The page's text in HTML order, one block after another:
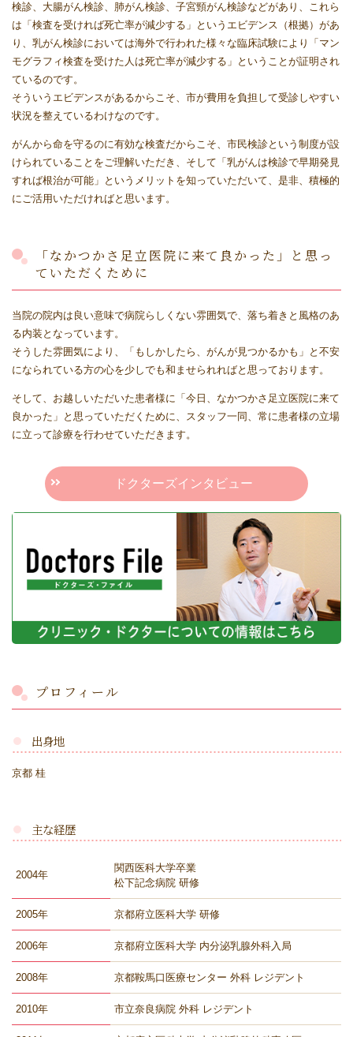
検診、大腸がん検診、肺がん検診、子宮頸がん検診などがあり、これら
は「検査を受ければ死亡率が減少する」というエビデンス（根拠）があ
り、乳がん検診においては海外で行われた様々な臨床試験により「マン
モグラフィ検査を受けた人は死亡率が減少する」ということが証明され
ているのです。
そういうエビデンスがあるからこそ、市が費用を負担して受診しやすい
状況を整えているわけなのです。
がんから命を守るのに有効な検査だからこそ、市民検診という制度が設
けられていることをご理解いただき、そして「乳がんは検診で早期発見
すれば根治が可能」というメリットを知っていただいて、是非、積極的
にご活用いただければと思います。
「なかつかさ足立医院に来て良かった」と思っ
ていただくために
当院の院内は良い意味で病院らしくない雰囲気で、落ち着きと風格のあ
る内装となっています。
そうした雰囲気により、「もしかしたら、がんが見つかるかも」と不安
になられている方の心を少しでも和ませられればと思っております。
そして、お越しいただいた患者様に「今日、なかつかさ足立医院に来て
良かった」と思っていただくために、スタッフ一同、常に患者様の立場
に立って診療を行わせていただきます。
ドクターズインタビュー
プロフィール
出身地
京都 桂
主な経歴
2004年
関西医科大学卒業
松下記念病院 研修
2005年 京都府立医科大学 研修
2006年 京都府立医科大学 内分泌乳腺外科入局
2008年 京都鞍馬口医療センター 外科 レジデント
2010年 市立奈良病院 外科 レジデント